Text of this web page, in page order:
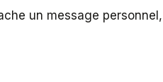
un message personnel,